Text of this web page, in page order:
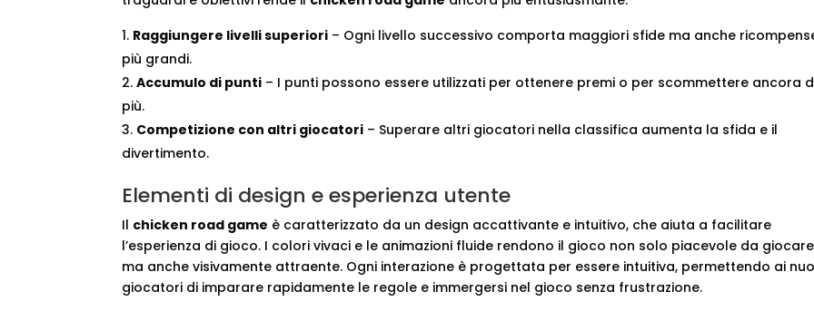
Raggiungere livelli superiori – Ogni livello successivo comporta maggiori sfide ma anche
più grandi.
Accumulo di punti – I punti possono essere utilizzati per ottenere premi o per scommettere ancora
più.
Competizione con altri giocatori – Superare altri giocatori nella classifica aumenta la sfida e il
divertimento.
Elementi di design e esperienza utente
Il chicken road game è caratterizzato da un design accattivante e intuitivo, che aiuta a facilitare
l’esperienza di gioco. I colori vivaci e le animazioni fluide rendono il gioco non solo piacevole da
ma anche visivamente attraente. Ogni interazione è progettata per essere intuitiva, permettendo ai
giocatori di imparare rapidamente le regole e immergersi nel gioco senza frustrazione.